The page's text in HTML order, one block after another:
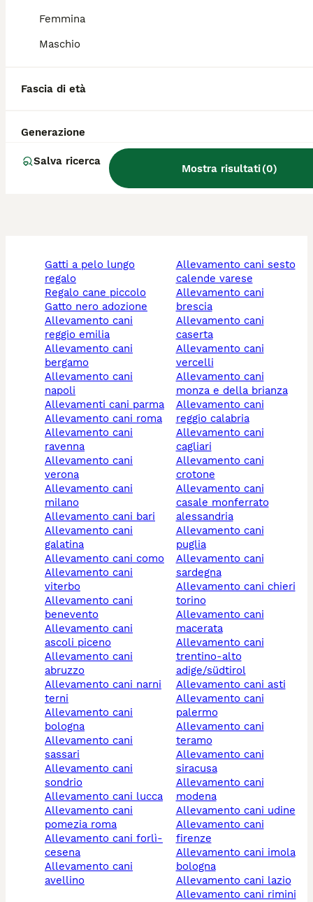
Femmina
Maschio
Fascia di età
Generazione
Salva ricerca
Mostra risultati(0)
Ratonero Bodeguero
Andaluz?
Cosa significa bodeguero?
Quanto costa un cucciolo di
Bodeguero?
gatti a pelo lungo
regalo
regalo cane piccolo
gatto nero adozione
allevamento cani
reggio emilia
allevamento cani
bergamo
allevamento cani
napoli
allevamenti cani parma
allevamento cani roma
allevamento cani
ravenna
allevamento cani
verona
allevamento cani
milano
allevamento cani bari
allevamento cani
galatina
allevamento cani como
allevamento cani
viterbo
allevamento cani
benevento
allevamento cani
ascoli piceno
allevamento cani
abruzzo
allevamento cani narni
terni
allevamento cani
bologna
allevamento cani
sassari
allevamento cani
sondrio
allevamento cani lucca
allevamento cani
pomezia roma
allevamento cani forlì-
cesena
allevamento cani
avellino
allevamento cani sesto
calende varese
allevamento cani
brescia
allevamento cani
caserta
allevamento cani
vercelli
allevamento cani
monza e della brianza
allevamento cani
reggio calabria
allevamento cani
cagliari
allevamento cani
crotone
allevamento cani
casale monferrato
alessandria
allevamento cani
puglia
allevamento cani
sardegna
allevamento cani chieri
torino
allevamento cani
macerata
allevamento cani
trentino-alto
adige/südtirol
allevamento cani asti
allevamento cani
palermo
allevamento cani
teramo
allevamento cani
siracusa
allevamento cani
modena
allevamento cani udine
allevamento cani
firenze
allevamento cani imola
bologna
allevamento cani lazio
allevamento cani rimini